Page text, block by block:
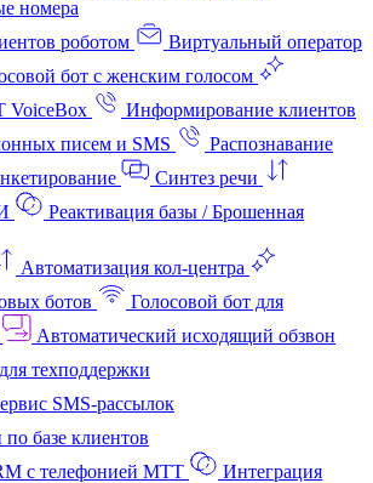
номера
роботом
Виртуальный оператор
бот с женским голосом
VoiceBox
Информирование клиентов
писем и SMS
Распознавание
Синтез речи
Реактивация базы / Брошенная
Автоматизация кол‑центра
ботов
Голосовой бот для
Автоматический исходящий обзвон
техподдержки
SMS-рассылок
базе клиентов
с телефонией МТТ
Интеграция